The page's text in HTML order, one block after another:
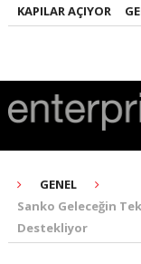
AÇIYOR
GENEL
Sanko Geleceğin
Destekliyor